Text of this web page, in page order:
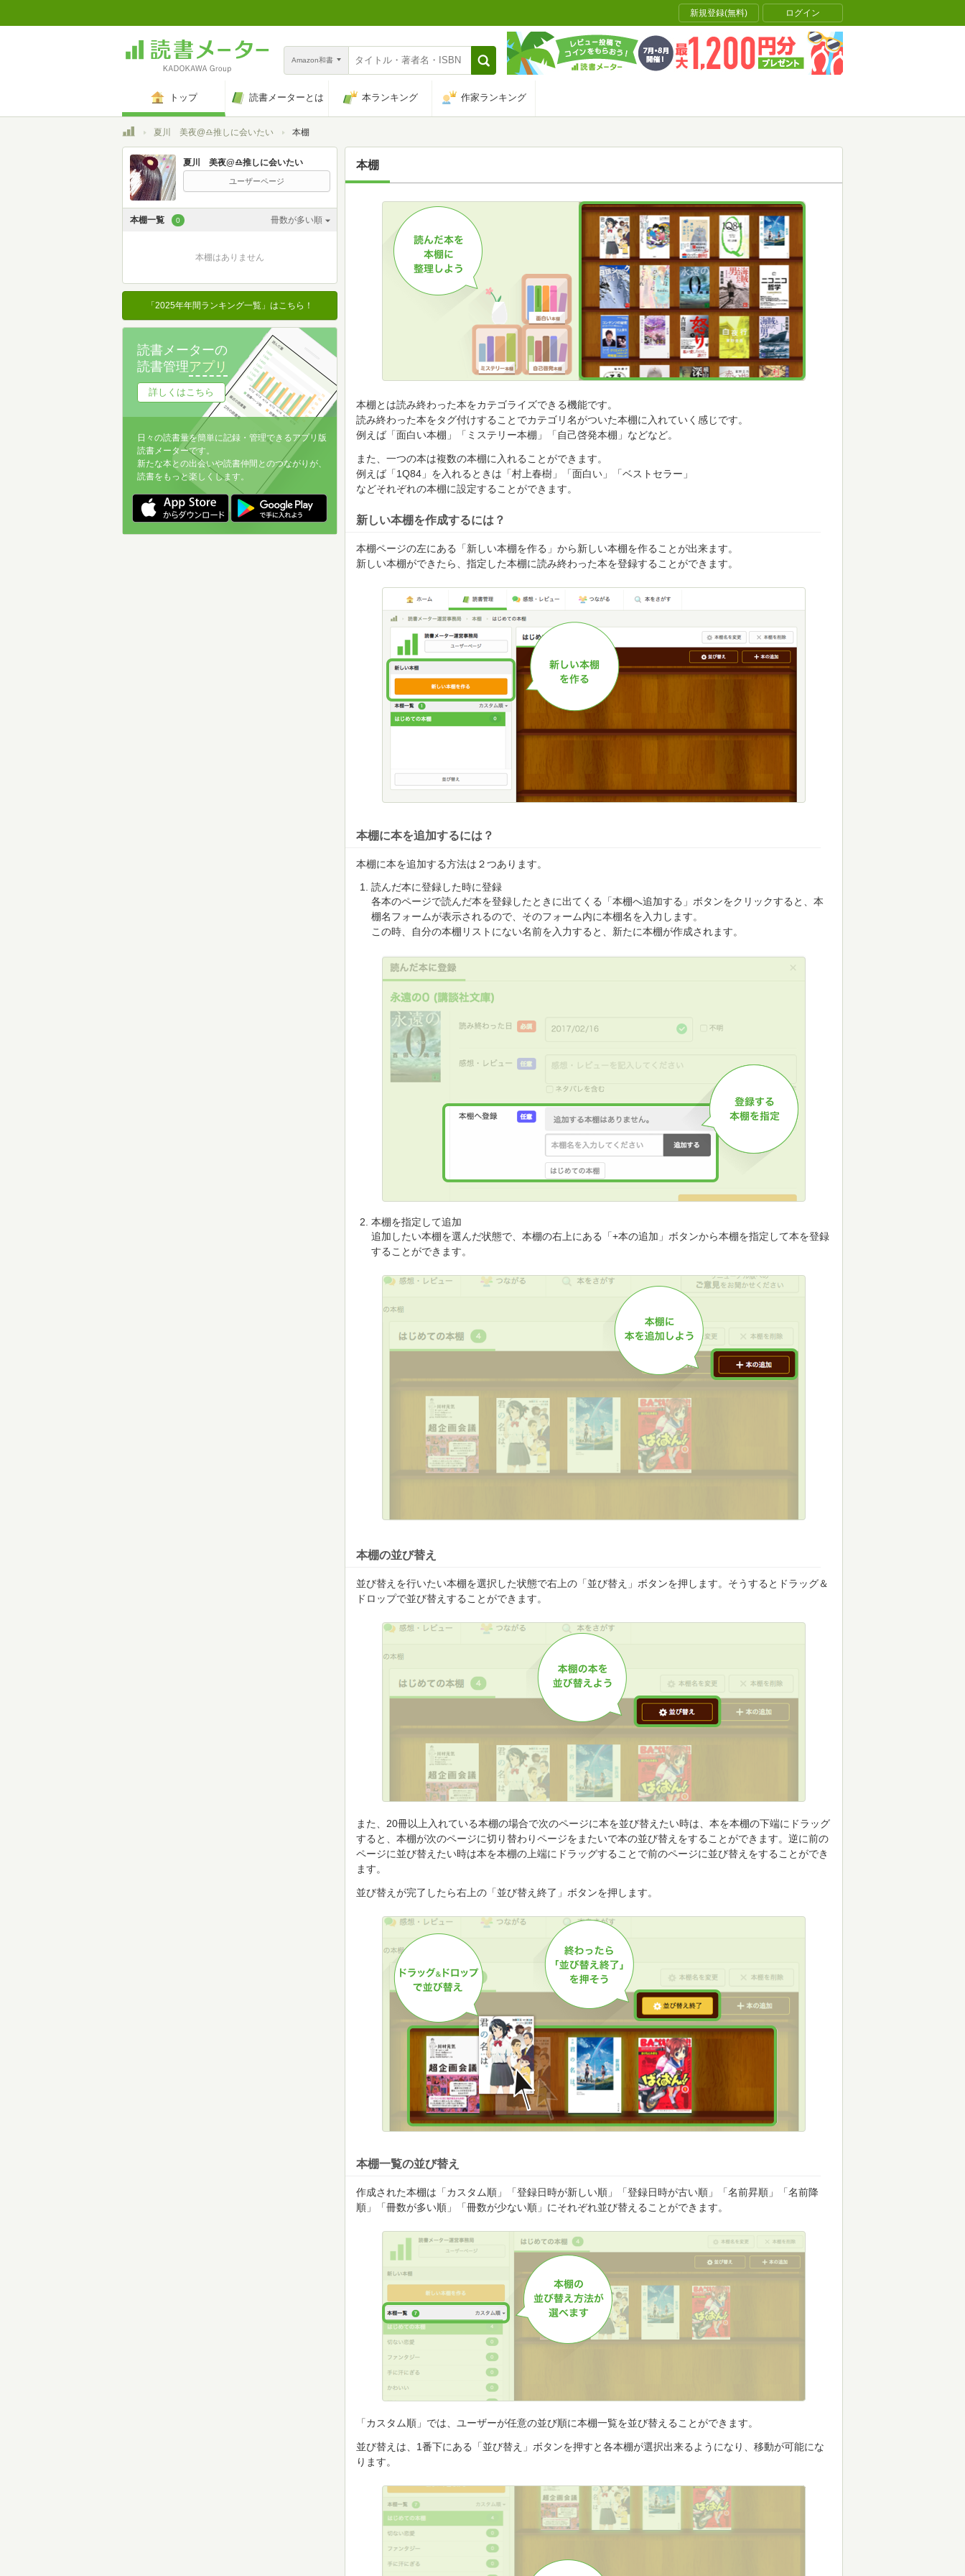
新規登録(無料) ログイン
Amazon和書
トップ 読書メーターとは 本ランキング 作家ランキング
トップ夏川 美夜@♎️推しに会いたい 本棚
夏川 美夜@♎️推しに会いたい
ユーザーページ
本棚一覧 0 冊数が多い順
登録日時が新しい順
登録日時が古い順
名前昇順
名前降順
冊数が多い順
冊数が少ない順
本棚はありません
「2025年年間ランキング一覧」はこちら！
読書メーターの
読書管理アプリ
詳しくはこちら
日々の読書量を簡単に記録・管理できるアプリ版
読書メーターです。
新たな本との出会いや読書仲間とのつながりが、
読書をもっと楽しくします。
本棚
本棚とは読み終わった本をカテゴライズできる機能です。
読み終わった本をタグ付けすることでカテゴリ名がついた本棚に入れていく感じです。
例えば「面白い本棚」「ミステリー本棚」「自己啓発本棚」などなど。
また、一つの本は複数の本棚に入れることができます。
例えば「1Q84」を入れるときは「村上春樹」「面白い」「ベストセラー」
などそれぞれの本棚に設定することができます。
新しい本棚を作成するには？
本棚ページの左にある「新しい本棚を作る」から新しい本棚を作ることが出来ます。
新しい本棚ができたら、指定した本棚に読み終わった本を登録することができます。
本棚に本を追加するには？
本棚に本を追加する方法は２つあります。
読んだ本に登録した時に登録
各本のページで読んだ本を登録したときに出てくる「本棚へ追加する」ボタンをクリックすると、本
棚名フォームが表示されるので、そのフォーム内に本棚名を入力します。
この時、自分の本棚リストにない名前を入力すると、新たに本棚が作成されます。
本棚を指定して追加
追加したい本棚を選んだ状態で、本棚の右上にある「+本の追加」ボタンから本棚を指定して本を登録
することができます。
本棚の並び替え
並び替えを行いたい本棚を選択した状態で右上の「並び替え」ボタンを押します。そうするとドラッグ＆
ドロップで並び替えすることができます。
また、20冊以上入れている本棚の場合で次のページに本を並び替えたい時は、本を本棚の下端にドラッグ
すると、本棚が次のページに切り替わりページをまたいで本の並び替えをすることができます。逆に前の
ページに並び替えたい時は本を本棚の上端にドラッグすることで前のページに並び替えをすることができ
ます。
並び替えが完了したら右上の「並び替え終了」ボタンを押します。
本棚一覧の並び替え
作成された本棚は「カスタム順」「登録日時が新しい順」「登録日時が古い順」「名前昇順」「名前降
順」「冊数が多い順」「冊数が少ない順」にそれぞれ並び替えることができます。
「カスタム順」では、ユーザーが任意の並び順に本棚一覧を並び替えることができます。
並び替えは、1番下にある「並び替え」ボタンを押すと各本棚が選択出来るようになり、移動が可能にな
ります。